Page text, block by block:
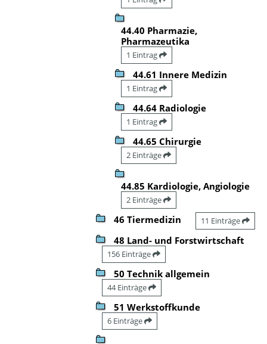
44.40 Pharmazie,
Pharmazeutika
1 Eintrag
44.61 Innere Medizin
1 Eintrag
44.64 Radiologie
1 Eintrag
44.65 Chirurgie
2 Einträge
44.85 Kardiologie, Angiologie
2 Einträge
46 Tiermedizin 11 Einträge
48 Land- und Forstwirtschaft
156 Einträge
50 Technik allgemein
44 Einträge
51 Werkstoffkunde
6 Einträge